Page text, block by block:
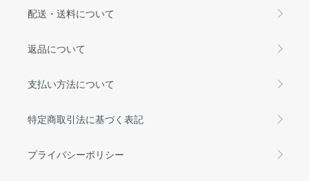
配送・送料について
返品について
支払い方法について
特定商取引法に基づく表記
プライバシーポリシー